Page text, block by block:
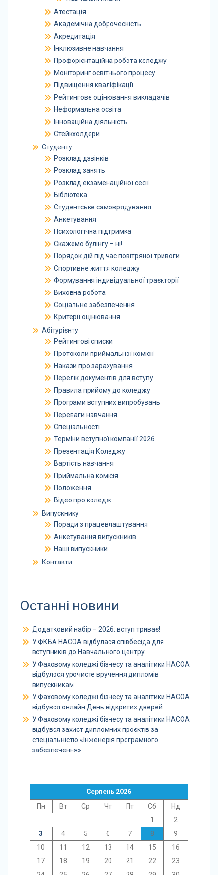
Атестація
Академічна доброчесність
Акредитація
Інклюзивне навчання
Профорієнтаційна робота коледжу
Моніторинг освітнього процесу
Підвищення кваліфікації
Рейтингове оцінювання викладачів
Неформальна освіта
Інноваційна діяльність
Стейкхолдери
Студенту
Розклад дзвінків
Розклад занять
Розклад екзаменаційної сесії
Бібліотека
Студентське самоврядування
Анкетування
Психологічна підтримка
Скажемо булінгу – ні!
Порядок дій під час повітряної тривоги
Спортивне життя коледжу
Формування індивідуальної траєкторії
Виховна робота
Соціальне забезпечення
Критерії оцінювання
Абітурієнту
Рейтингові списки
Протоколи приймальної комісії
Накази про зарахування
Перелік документів для вступу
Правила прийому до коледжу
Програми вступних випробувань
Переваги навчання
Спеціальності
Терміни вступної компанії 2026
Презентація Коледжу
Вартість навчання
Приймальна комісія
Положення
Відео про коледж
Випускнику
Поради з працевлаштування
Анкетування випускників
Наші випускники
Контакти
Останні новини
Додатковий набір – 2026: вступ триває!
У ФКБА НАСОА відбулася співбесіда для
вступників до Навчального центру
У Фаховому коледжі бізнесу та аналітики НАСОА
відбулося урочисте вручення дипломів
випускникам
У Фаховому коледжі бізнесу та аналітики НАСОА
відбувся онлайн День відкритих дверей
У Фаховому коледжі бізнесу та аналітики НАСОА
відбувся захист дипломних проєктів за
спеціальністю «Інженерія програмного
забезпечення»
Серпень 2026
Пн
Вт Ср Чт Пт Сб
Нд
1
2
3
4 5 6 7 8
9
10
11 12 13 14 15
16
17
18 19 20 21 22
23